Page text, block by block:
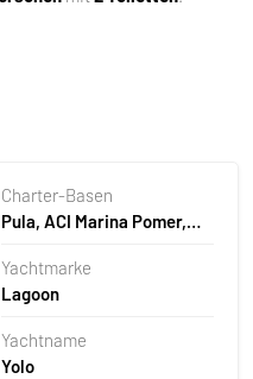
Charter-Basen
Pula, ACI Marina Pomer,
Yachtmarke
Lagoon
Yachtname
Yolo